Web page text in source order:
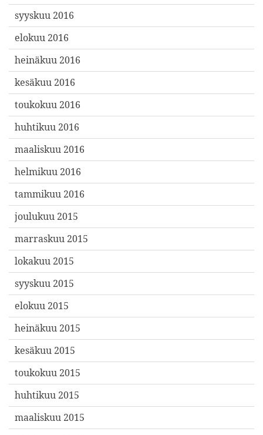
syyskuu 2016
elokuu 2016
heinäkuu 2016
kesäkuu 2016
toukokuu 2016
huhtikuu 2016
maaliskuu 2016
helmikuu 2016
tammikuu 2016
joulukuu 2015
marraskuu 2015
lokakuu 2015
syyskuu 2015
elokuu 2015
heinäkuu 2015
kesäkuu 2015
toukokuu 2015
huhtikuu 2015
maaliskuu 2015